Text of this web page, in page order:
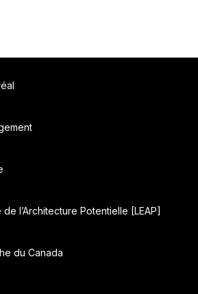
l’Architecture Potentielle [LEAP]
du Canada